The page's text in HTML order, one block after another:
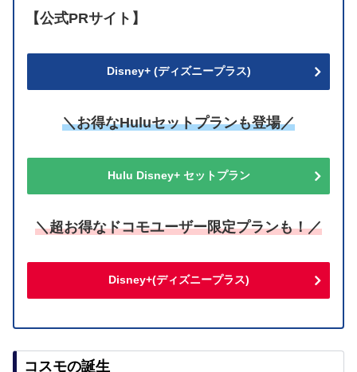
【公式PRサイト】
Disney+ (ディズニープラス)
＼お得なHuluセットプランも登場／
Hulu Disney+ セットプラン
＼超お得なドコモユーザー限定プランも！／
Disney+(ディズニープラス)
コスモの誕生